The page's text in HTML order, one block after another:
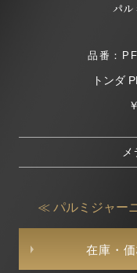
パル
品番：
トンダ
≪ パルミジャー
在庫・